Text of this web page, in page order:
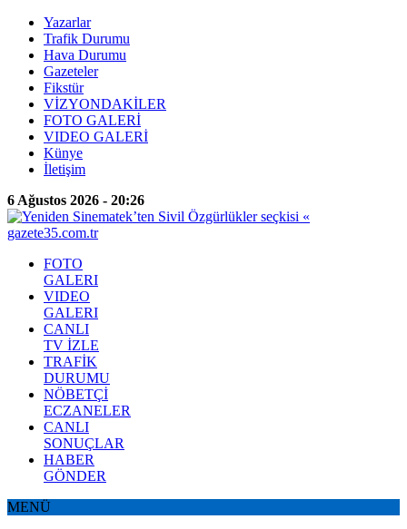
Yazarlar
Trafik Durumu
Hava Durumu
Gazeteler
Fikstür
VİZYONDAKİLER
FOTO GALERİ
VIDEO GALERİ
Künye
İletişim
6 Ağustos 2026 - 20:26
FOTO
GALERI
VIDEO
GALERI
CANLI
TV İZLE
TRAFİK
DURUMU
NÖBETÇİ
ECZANELER
CANLI
SONUÇLAR
HABER
GÖNDER
MENÜ